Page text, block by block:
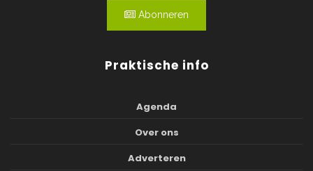
Abonneren
Praktische info
Agenda
Over ons
Adverteren